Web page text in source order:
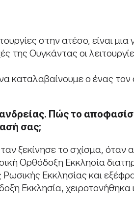
στην ατέσο, είναι
της Ουγκάντας οι
καταλαβαίνουμε ο ένας
. Πώς το
σας;
ξεκίνησε το σχίσμα,
Ορθόδοξη Εκκλησία
Εκκλησίας και
Εκκλησία, χειροτονήθηκα